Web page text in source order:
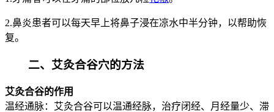
2.鼻炎患者可以每天早上将鼻子浸在凉水中半分钟，以帮助恢
复。
二、艾灸合谷穴的方法
艾灸合谷的作用
温经通脉：艾灸合谷可以温通经脉，治疗闭经、月经量少、滞